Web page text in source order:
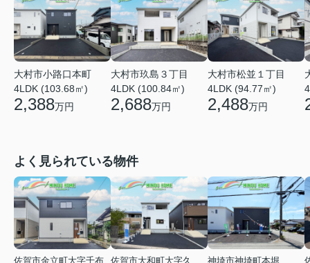
大村市小路口本町
4LDK (103.68㎡)
2,388万円
大村市玖島３丁目
4LDK (100.84㎡)
2,688万円
大村市松並１丁目
4LDK (94.77㎡)
2,488万円
よく見られている物件
佐賀市金立町大字千布
佐賀市大和町大字久池井
神埼市神埼町本堀